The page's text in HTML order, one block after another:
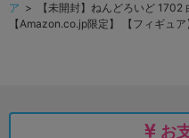
ア > 【未開封】ねんどろいど 1702
【Amazon.co.jp限定】 【フィギュ
お